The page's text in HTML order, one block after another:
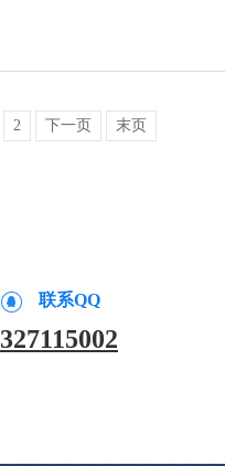
2 下一页 末页
联系QQ
327115002